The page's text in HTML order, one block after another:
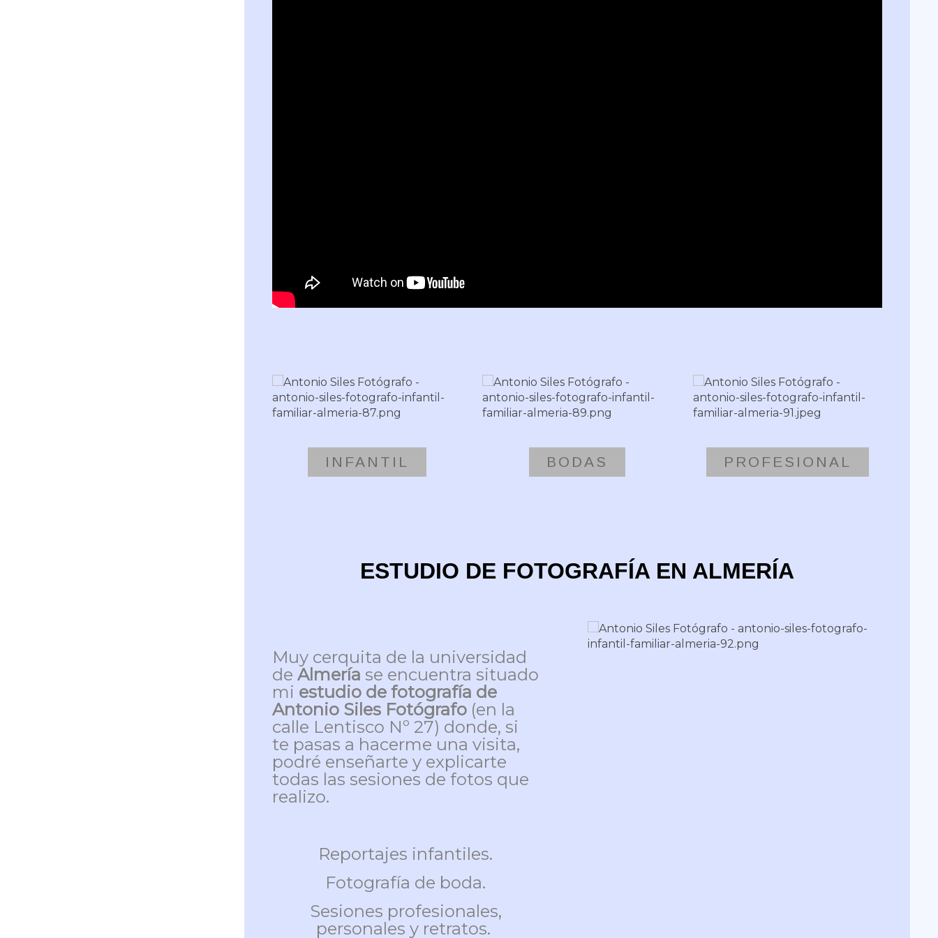
INFANTIL BODAS PROFESIONAL
ESTUDIO DE FOTOGRAFÍA EN ALMERÍA
Muy cerquita de la universidad
de Almería se encuentra situado
mi estudio de fotografía de
Antonio Siles Fotógrafo (en la
calle Lentisco Nº 27) donde, si
te pasas a hacerme una visita,
podré enseñarte y explicarte
todas las sesiones de fotos que
realizo.
Reportajes infantiles.
Fotografía de boda.
Sesiones profesionales,
personales y retratos.